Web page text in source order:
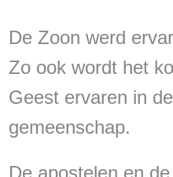
De Zoon werd
Zo ook wordt het
Geest ervaren in
gemeenschap.
De apostelen en